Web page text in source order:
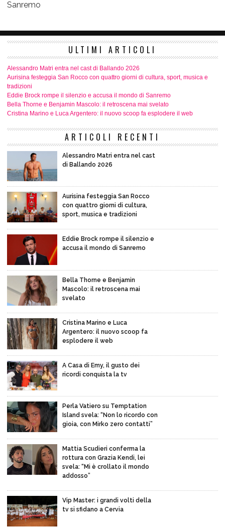
Sanremo
ULTIMI ARTICOLI
Alessandro Matri entra nel cast di Ballando 2026
Aurisina festeggia San Rocco con quattro giorni di cultura, sport, musica e
tradizioni
Eddie Brock rompe il silenzio e accusa il mondo di Sanremo
Bella Thorne e Benjamin Mascolo: il retroscena mai svelato
Cristina Marino e Luca Argentero: il nuovo scoop fa esplodere il web
ARTICOLI RECENTI
Alessandro Matri entra nel cast
di Ballando 2026
Aurisina festeggia San Rocco
con quattro giorni di cultura,
sport, musica e tradizioni
Eddie Brock rompe il silenzio e
accusa il mondo di Sanremo
Bella Thorne e Benjamin
Mascolo: il retroscena mai
svelato
Cristina Marino e Luca
Argentero: il nuovo scoop fa
esplodere il web
A Casa di Emy, il gusto dei
ricordi conquista la tv
Perla Vatiero su Temptation
Island svela: “Non lo ricordo con
gioia, con Mirko zero contatti”
Mattia Scudieri conferma la
rottura con Grazia Kendi, lei
svela: “Mi è crollato il mondo
addosso”
Vip Master: i grandi volti della
tv si sfidano a Cervia